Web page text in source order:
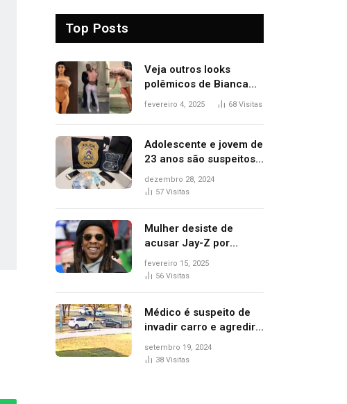
Top Posts
Veja outros looks
polêmicos de Bianca
Censori, esposa de
Grammy 2025
fevereiro 4, 2025 68 Visitas
Adolescente e jovem de
23 anos são suspeitos
de vender drogas
próximo de delegacia e
dezembro 28, 2024
57 Visitas
Mulher desiste de
acusar Jay-Z por
estupro, diz revista
fevereiro 15, 2025
56 Visitas
Médico é suspeito de
invadir carro e agredir
delegado aposentado
durante confusão no
setembro 19, 2024
38 Visitas